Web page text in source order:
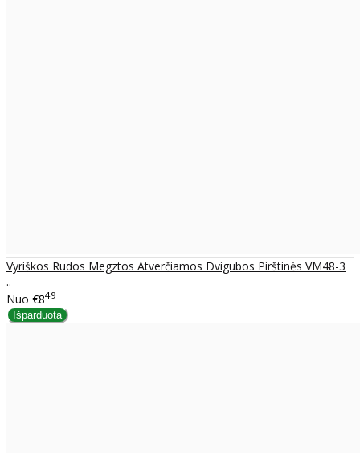
Vyriškos Rudos Megztos Atverčiamos Dvigubos Pirštinės VM48-3
..
Nuo €849